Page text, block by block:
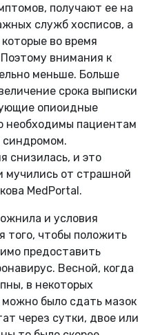
получают ее на
служб хосписов, а
во время
внимания к
меньше. Больше
срока выписки
опиоидные
необходимы пациентам
синдромом.
снизилась, и это
мучились от страшной
MedPortal.
и условия
того, чтобы положить
предоставить
Весной, когда
в некоторых
было сдать мазок
через сутки, двое или